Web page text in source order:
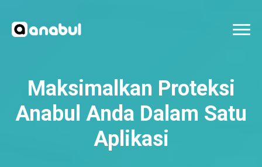
Maksimalkan Proteksi
Anabul Anda Dalam Satu
Aplikasi